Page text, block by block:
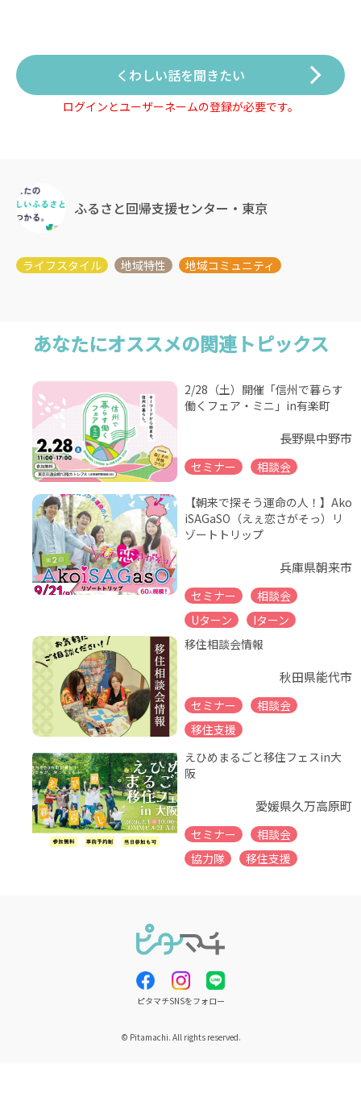
くわしい話を聞きたい
ログインとユーザーネームの登録が必要です。
ふるさと回帰支援センター・東京
あなたにオススメの関連トピックス
2/28（土）開催「信州で暮らす
働くフェア・ミニ」in有楽町
長野県中野市
セミナー 相談会
【朝来で探そう運命の人！】Ako
iSAGaSO（えぇ恋さがそっ）リ
ゾートトリップ
兵庫県朝来市
セミナー
相談会
Uターン
Iターン
移住相談会情報
秋田県能代市
セミナー
相談会
移住支援
えひめまるごと移住フェスin大
阪
愛媛県久万高原町
セミナー
相談会
協力隊
移住支援
ピタマチSNSをフォロー
© Pitamachi. All rights reserved.